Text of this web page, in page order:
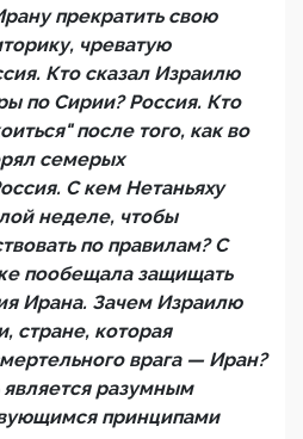
прекратить свою
чреватую
Кто сказал Израилю
по Сирии? Россия. Кто
после того, как во
семерых
С кем Нетаньяху
неделе, чтобы
по правилам? С
пообещала защищать
Ирана. Зачем Израилю
стране, которая
врага — Иран?
разумным
принципами